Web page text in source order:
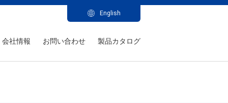
会社情報 お問い合わせ 製品カタログ
English